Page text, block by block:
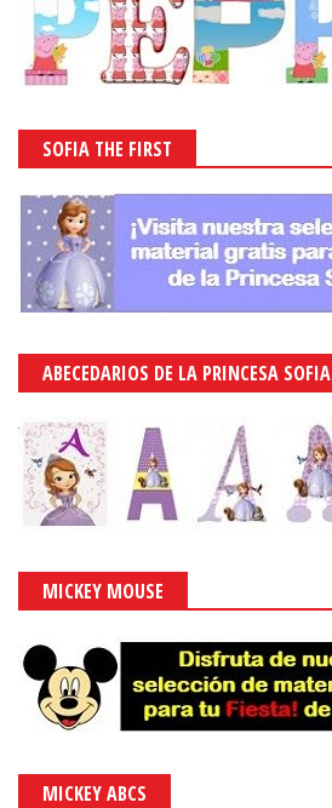
SOFIA THE FIRST
ABECEDARIOS DE LA PRINCESA SOFIA
MICKEY MOUSE
MICKEY ABCS